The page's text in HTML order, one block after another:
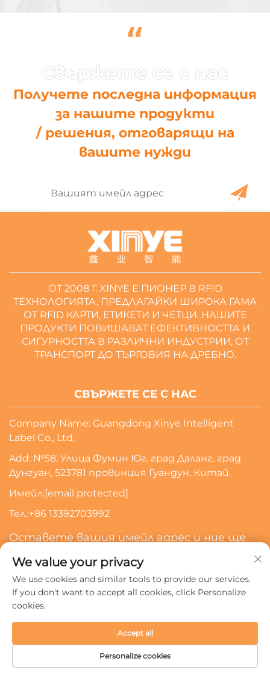
“
Получете последна информация
за нашите продукти
/ решения, отговарящи на
вашите нужди
ОТ 2008 Г. XINYE Е ПИОНЕР В RFID
ТЕХНОЛОГИЯТА, ПРЕДЛАГАЙКИ ШИРОКА ГАМА
ОТ RFID КАРТИ, ЕТИКЕТИ И ЧЕТЦИ. НАШИТЕ
ПРОДУКТИ ПОВИШАВАТ ЕФЕКТИВНОСТТА И
СИГУРНОСТТА В РАЗЛИЧНИ ИНДУСТРИИ, ОТ
ТРАНСПОРТ ДО ТЪРГОВИЯ НА ДРЕБНО.
СВЪРЖЕТЕ СЕ С НАС
Company Name: Guangdong Xinye Intelligent
Label Co., Ltd.
Add: №58, Улица Фумин Юг, град Даланг, град
Дунгуан, 523781 провинция Гуандун, Китай.
Имейл:[email protected]
Тел.:+86 13392703992
Оставете вашия имейл адрес и ние ще
Абонирайте Се
Политика за поверителност
We value your privacy
We use cookies and similar tools to provide our services.
If you don't want to accept all cookies, click Personalize
cookies.
Personalize cookies
Accept all